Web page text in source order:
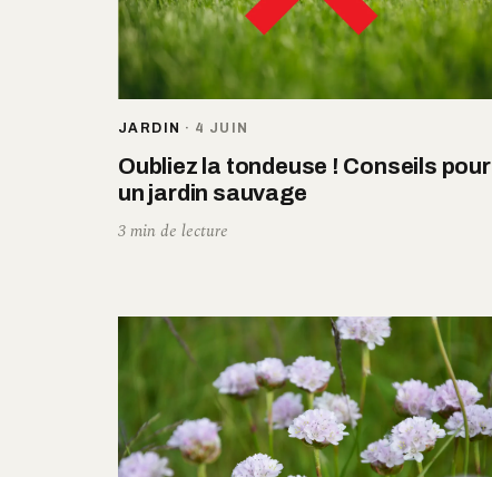
JARDIN · 4 JUIN
Oubliez la tondeuse ! Conseils pour
un jardin sauvage
3 min de lecture